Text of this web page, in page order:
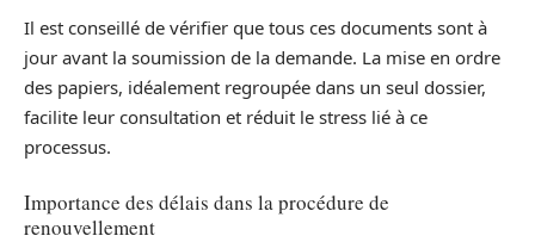
Il est conseillé de vérifier que tous ces documents sont à
jour avant la soumission de la demande. La mise en ordre
des papiers, idéalement regroupée dans un seul dossier,
facilite leur consultation et réduit le stress lié à ce
processus.
Importance des délais dans la procédure de
renouvellement